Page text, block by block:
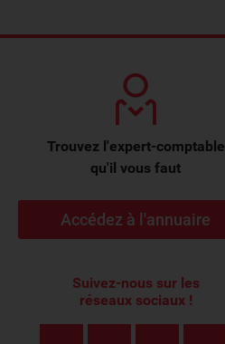
Trouvez l'expert-comptable
qu'il vous faut
Accédez à l'annuaire
Suivez-nous sur les
réseaux sociaux !